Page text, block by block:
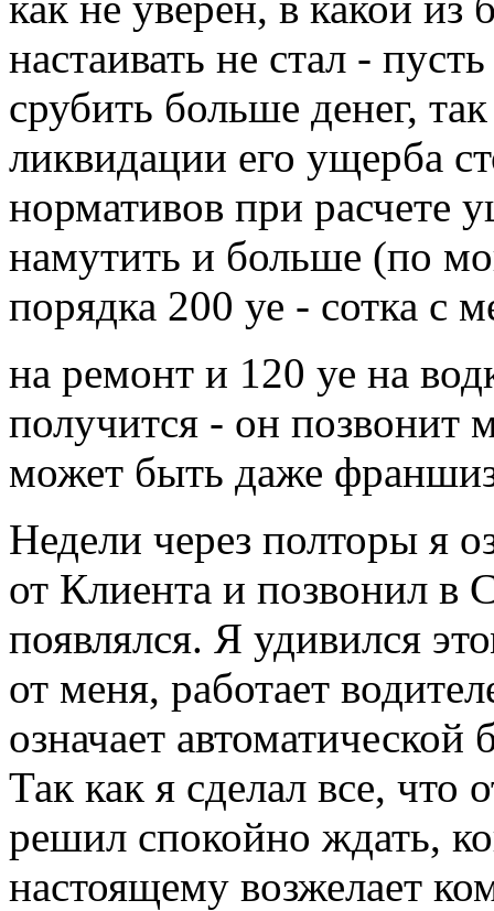
настаивать не стал -
срубить больше денег,
ликвидации его ущерба
нормативов при расчете
намутить и больше (по
порядка 200 уе - сотка с
на ремонт и 120 уе на
получится - он позвонит
может быть даже
Недели через полторы я
от Клиента и позвонил в
появлялся. Я удивился
от меня, работает
означает
Так как я сделал все, что
решил спокойно ждать,
настоящему возжелает